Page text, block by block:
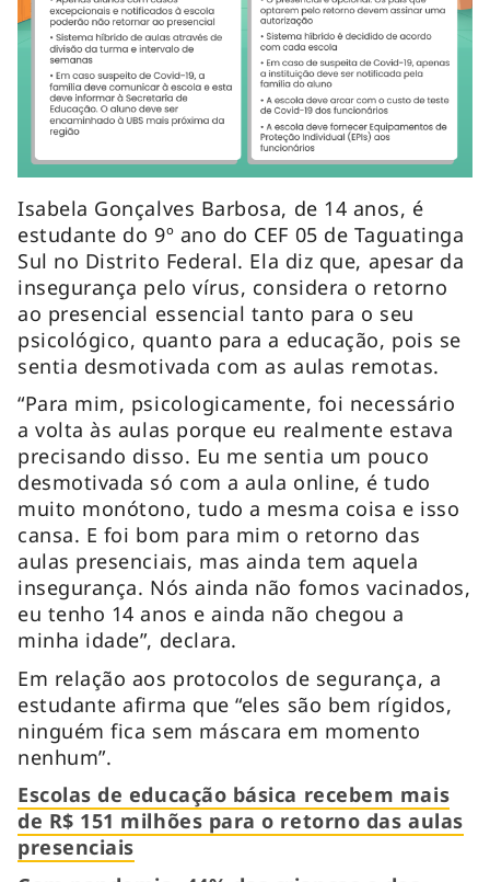
Isabela Gonçalves Barbosa, de 14 anos, é
estudante do 9º ano do CEF 05 de Taguatinga
Sul no Distrito Federal. Ela diz que, apesar da
insegurança pelo vírus, considera o retorno
ao presencial essencial tanto para o seu
psicológico, quanto para a educação, pois se
sentia desmotivada com as aulas remotas.
“Para mim, psicologicamente, foi necessário
a volta às aulas porque eu realmente estava
precisando disso. Eu me sentia um pouco
desmotivada só com a aula online, é tudo
muito monótono, tudo a mesma coisa e isso
cansa. E foi bom para mim o retorno das
aulas presenciais, mas ainda tem aquela
insegurança. Nós ainda não fomos vacinados,
eu tenho 14 anos e ainda não chegou a
minha idade”, declara.
Em relação aos protocolos de segurança, a
estudante afirma que “eles são bem rígidos,
ninguém fica sem máscara em momento
nenhum”.
Escolas de educação básica recebem mais
de R$ 151 milhões para o retorno das aulas
presenciais